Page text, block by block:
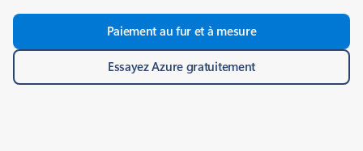
Paiement au fur et à mesure
Essayez Azure gratuitement